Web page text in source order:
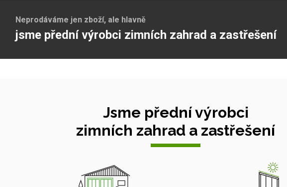
Neprodáváme jen zboží, ale hlavně
jsme přední výrobci zimních zahrad a zastřešení
Jsme přední výrobci
zimních zahrad a zastřešení